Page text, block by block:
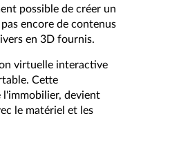
possible de créer un
encore de contenus
en 3D fournis.
virtuelle interactive
Cette
l'immobilier, devient
le matériel et les